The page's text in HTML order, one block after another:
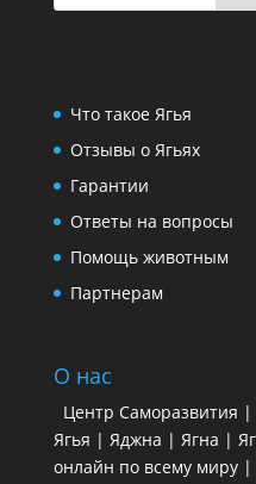
Что такое Ягья
Отзывы о Ягьях
Гарантии
Ответы на вопросы
Помощь животным
Партнерам
О нас
Центр Саморазвития
Ягья | Яджна | Ягна |
онлайн по всему миру |